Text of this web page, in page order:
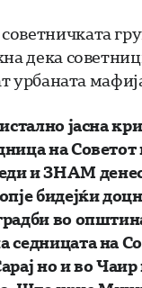
дека
урбаната
на Советот
ЗНАМ денес
бидејќи
во
седницата на
но и во